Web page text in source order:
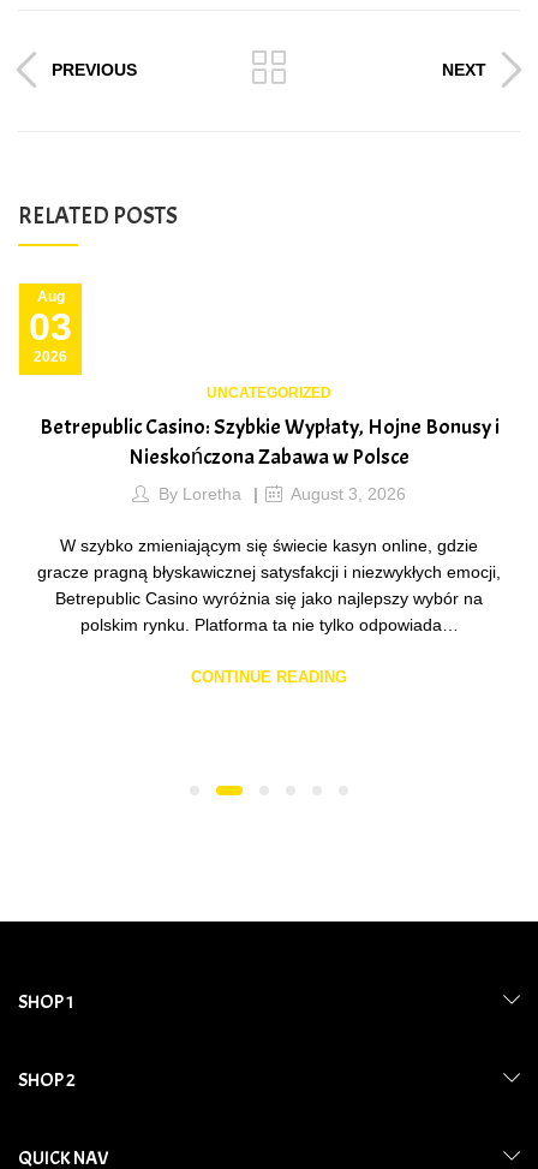
PREVIOUS NEXT
RELATED POSTS
03
Aug
2026
UNCATEGORIZED
Betrepublic Casino: Szybkie Wypłaty, Hojne Bonusy i
Nieskończona Zabawa w Polsce
By Loretha August 3, 2026
W szybko zmieniającym się świecie kasyn online, gdzie
gracze pragną błyskawicznej satysfakcji i niezwykłych emocji,
Betrepublic Casino wyróżnia się jako najlepszy wybór na
polskim rynku. Platforma ta nie tylko odpowiada…
CONTINUE READING
SHOP 1
SHOP 2
QUICK NAV